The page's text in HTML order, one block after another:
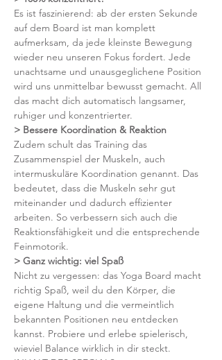
Es ist faszinierend: ab der ersten Sekunde
auf dem Board ist man komplett
aufmerksam, da jede kleinste Bewegung
wieder neu unseren Fokus fordert. Jede
unachtsame und unausgeglichene Position
wird uns unmittelbar bewusst gemacht. All
das macht dich automatisch langsamer,
ruhiger und konzentrierter.
> Bessere Koordination & Reaktion
Zudem schult das Training das
Zusammenspiel der Muskeln, auch
intermuskuläre Koordination genannt. Das
bedeutet, dass die Muskeln sehr gut
miteinander und dadurch effizienter
arbeiten. So verbessern sich auch die
Reaktionsfähigkeit und die entsprechende
Feinmotorik.
> Ganz wichtig: viel Spaß
Nicht zu vergessen: das Yoga Board macht
richtig Spaß, weil du den Körper, die
eigene Haltung und die vermeintlich
bekannten Positionen neu entdecken
kannst. Probiere und erlebe spielerisch,
wieviel Balance wirklich in dir steckt.